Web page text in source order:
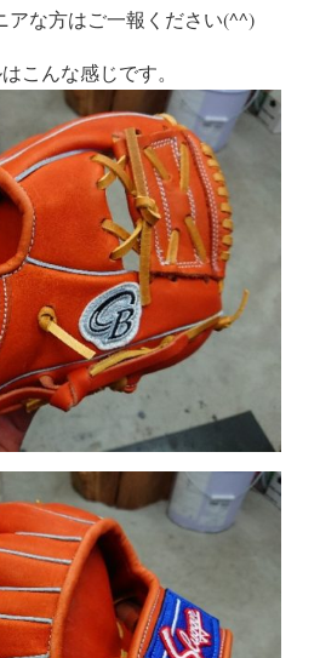
アな方はご一報ください(^^)
こんな感じです。